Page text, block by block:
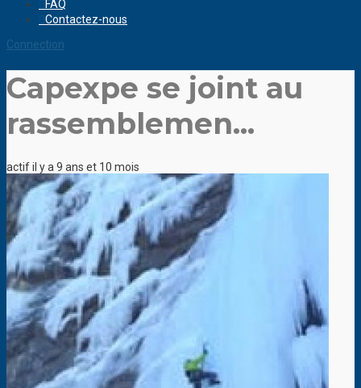
FAQ
Contactez-nous
Connection
Capexpe se joint au
rassemblemen...
actif il y a 9 ans et 10 mois